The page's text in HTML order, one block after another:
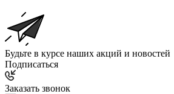
Будьте в курсе наших акций и новостей
Подписаться
Заказать звонок